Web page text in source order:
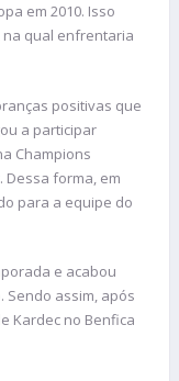
em 2010. Isso
qual enfrentaria
positivas que
a participar
Champions
Dessa forma, em
para a equipe do
e acabou
assim, após
Kardec no Benfica